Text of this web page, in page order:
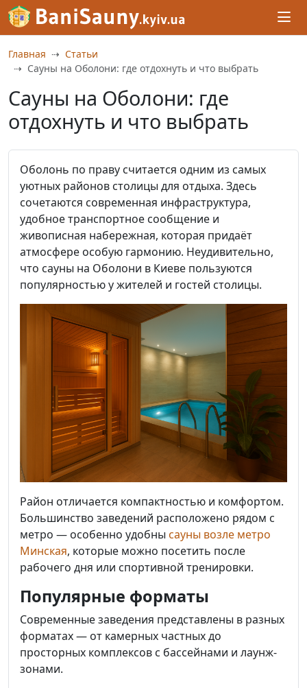
Главная
Статьи
Сауны на Оболони: где отдохнуть и что выбрать
Сауны на Оболони: где
отдохнуть и что выбрать
Оболонь по праву считается одним из самых
уютных районов столицы для отдыха. Здесь
сочетаются современная инфраструктура,
удобное транспортное сообщение и
живописная набережная, которая придаёт
атмосфере особую гармонию. Неудивительно,
что сауны на Оболони в Киеве пользуются
популярностью у жителей и гостей столицы.
Район отличается компактностью и комфортом.
Большинство заведений расположено рядом с
метро — особенно удобны сауны возле метро
Минская, которые можно посетить после
рабочего дня или спортивной тренировки.
Популярные форматы
Современные заведения представлены в разных
форматах — от камерных частных до
просторных комплексов с бассейнами и лаунж-
зонами.